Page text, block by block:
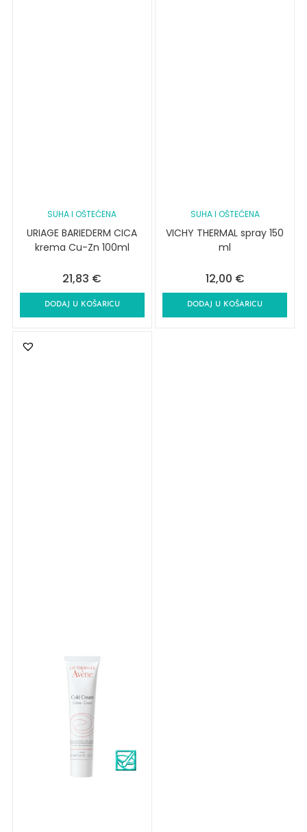
SUHA I OŠTEĆENA
URIAGE BARIEDERM CICA
krema Cu-Zn 100ml
21,83 €
DODAJ U KOŠARICU
SUHA I OŠTEĆENA
VICHY THERMAL spray 150
ml
12,00 €
DODAJ U KOŠARICU